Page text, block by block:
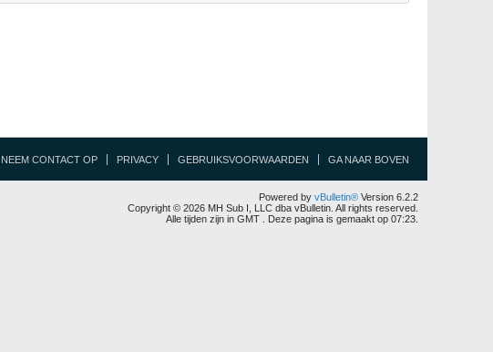
NEEM CONTACT OP PRIVACY GEBRUIKSVOORWAARDEN GA NAAR BOVEN
Powered by vBulletin® Version 6.2.2
Copyright © 2026 MH Sub I, LLC dba vBulletin. All rights reserved.
Alle tijden zijn in GMT . Deze pagina is gemaakt op 07:23.